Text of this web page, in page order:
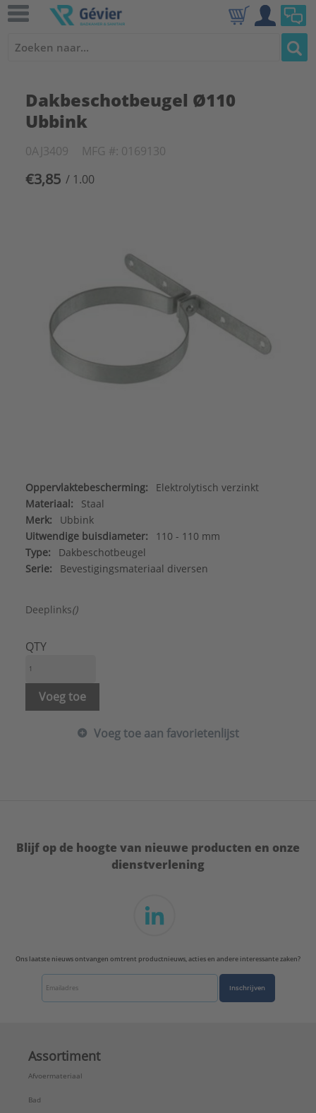
Dakbeschotbeugel Ø110
Ubbink
0AJ3409 MFG #: 0169130
€3,85 / 1.00
Oppervlaktebescherming:
Elektrolytisch verzinkt
Materiaal:
Staal
Merk:
Ubbink
Uitwendige buisdiameter:
110 - 110 mm
Type:
Dakbeschotbeugel
Serie:
Bevestigingsmateriaal diversen
Deeplinks()
QTY
Voeg toe
Voeg toe aan favorietenlijst
Blijf op de hoogte van nieuwe producten en onze
dienstverlening
Ons laatste nieuws ontvangen omtrent productnieuws, acties en andere interessante zaken?
Inschrijven
Assortiment
Afvoermateriaal
Bad